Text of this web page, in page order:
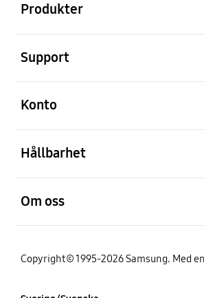
Produkter
Support
Konto
Hållbarhet
Om oss
Copyright© 1995-2026 Samsung. Med